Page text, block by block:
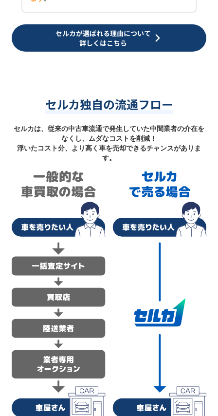
セルカが選ばれる理由について
詳しくはこちら
セルカ独自の流通フロー
セルカは、従来の中古車流通で発生していた中間業者の介在を
なくし、ムダなコストを削減！
浮いたコスト分、より高く車を売却できるチャンスがありま
す。